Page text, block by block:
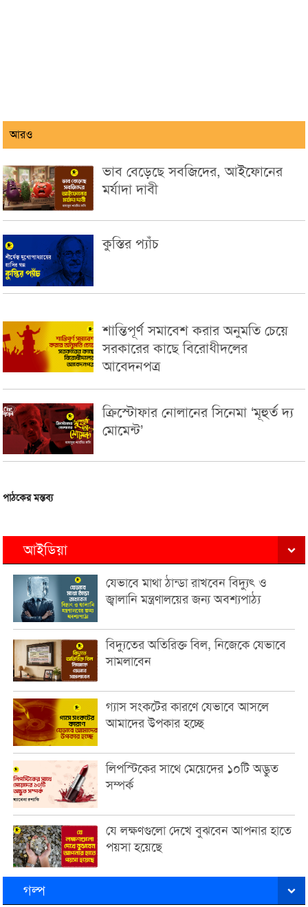
আরও
ভাব বেড়েছে সবজিদের, আইফোনের
মর্যাদা দাবী
কুস্তির প্যাঁচ
শান্তিপূর্ণ সমাবেশ করার অনুমতি চেয়ে
সরকারের কাছে বিরোধীদলের
আবেদনপত্র
ক্রিস্টোফার নোলানের সিনেমা ‘মূহুর্ত দ্য
মোমেন্ট’
পাঠকের মন্তব্য
আইডিয়া
যেভাবে মাথা ঠান্ডা রাখবেন বিদ্যুৎ ও
জ্বালানি মন্ত্রণালয়ের জন্য অবশ্যপাঠ্য
বিদ্যুতের অতিরিক্ত বিল, নিজেকে যেভাবে
সামলাবেন
গ্যাস সংকটের কারণে যেভাবে আসলে
আমাদের উপকার হচ্ছে
লিপস্টিকের সাথে মেয়েদের ১০টি অদ্ভুত
সম্পর্ক
যে লক্ষণগুলো দেখে বুঝবেন আপনার হাতে
পয়সা হয়েছে
গল্প